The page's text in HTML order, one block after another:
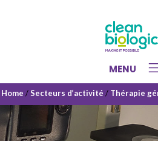
MENU
Home /Secteurs d’activité / Thérapie